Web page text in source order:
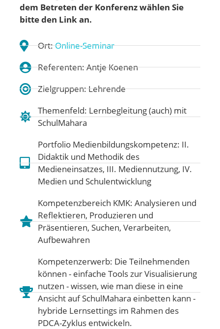
dem Betreten der Konferenz wählen Sie
bitte den Link an.
Ort:Online-Seminar
Referenten: Antje Koenen
Zielgruppen: Lehrende
Themenfeld: Lernbegleitung (auch) mit
SchulMahara
Portfolio Medienbildungskompetenz: II.
Didaktik und Methodik des
Medieneinsatzes, III. Mediennutzung, IV.
Medien und Schulentwicklung
Kompetenzbereich KMK: Analysieren und
Reflektieren, Produzieren und
Präsentieren, Suchen, Verarbeiten,
Aufbewahren
Kompetenzerwerb: Die Teilnehmenden
können - einfache Tools zur Visualisierung
nutzen - wissen, wie man diese in eine
Ansicht auf SchulMahara einbetten kann -
hybride Lernsettings im Rahmen des
PDCA-Zyklus entwickeln.